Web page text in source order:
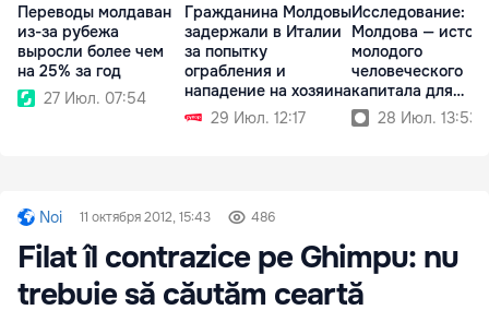
Переводы молдаван
из-за рубежа
выросли более чем
на 25% за год
27 Июл. 07:54
Гражданина Молдовы
задержали в Италии
за попытку
ограбления и
нападение на хозяина
29 Июл. 12:17
Исследование:
Молдова —
молодого
человеческого
капитала для
Румынии
28 Июл. 13:53
Noi 11 октября 2012, 15:43 486
Filat îl contrazice pe Ghimpu: nu
trebuie să căutăm ceartă